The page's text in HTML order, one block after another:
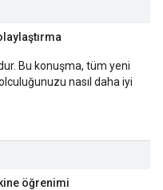
Bu konuşma, tüm yeni
nasıl daha iyi
öğrenimi